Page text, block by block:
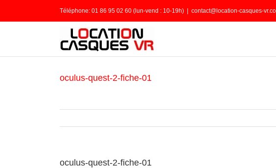
contenu
Téléphone: 01 86 95 02 60 (lun-vend : 10-19h) contact@location-casques-
oculus-quest-2-fiche-01
oculus-quest-2-fiche-01